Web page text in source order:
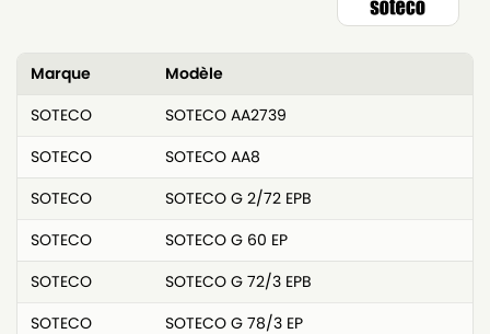
Marque
Modèle
SOTECO
SOTECO AA2739
SOTECO
SOTECO AA8
SOTECO
SOTECO G 2/72 EPB
SOTECO
SOTECO G 60 EP
SOTECO
SOTECO G 72/3 EPB
SOTECO
SOTECO G 78/3 EP